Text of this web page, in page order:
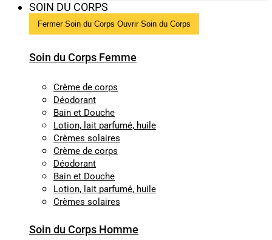
SOIN DU CORPS
Fermer Soin du Corps Ouvrir Soin du Corps
Soin du Corps Femme
Crème de corps
Déodorant
Bain et Douche
Lotion, lait parfumé, huile
Crèmes solaires
Crème de corps
Déodorant
Bain et Douche
Lotion, lait parfumé, huile
Crèmes solaires
Soin du Corps Homme